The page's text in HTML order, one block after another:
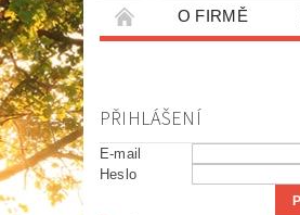
O FIRMĚ
PŘIHLÁŠENÍ
E-mail
Heslo